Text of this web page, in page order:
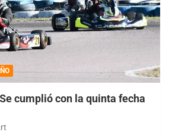
cumplió con la quinta fecha